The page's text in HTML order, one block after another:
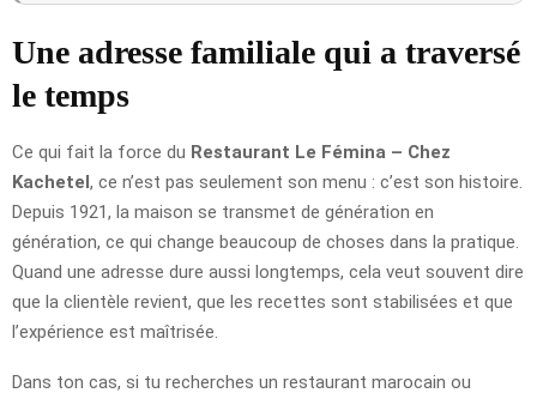
Une adresse familiale qui a traversé
le temps
Ce qui fait la force du Restaurant Le Fémina – Chez
Kachetel, ce n’est pas seulement son menu : c’est son histoire.
Depuis 1921, la maison se transmet de génération en
génération, ce qui change beaucoup de choses dans la pratique.
Quand une adresse dure aussi longtemps, cela veut souvent dire
que la clientèle revient, que les recettes sont stabilisées et que
l’expérience est maîtrisée.
Dans ton cas, si tu recherches un restaurant marocain ou